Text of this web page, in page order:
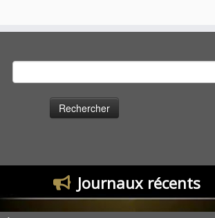
Journaux récents